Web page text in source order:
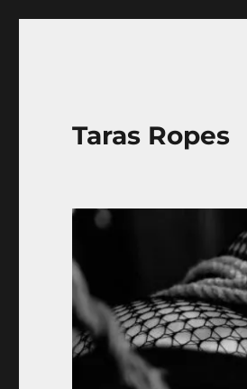
Taras Ropes